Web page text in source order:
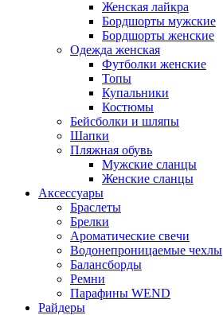
Женская лайкра
Бордшорты мужские
Бордшорты женские
Одежда женская
Футболки женские
Топы
Купальники
Костюмы
Бейсболки и шляпы
Шапки
Пляжная обувь
Мужские сланцы
Женские сланцы
Аксессуары
Браслеты
Брелки
Ароматические свечи
Водонепроницаемые чехлы
Балансборды
Ремни
Парафины WEND
Райдеры